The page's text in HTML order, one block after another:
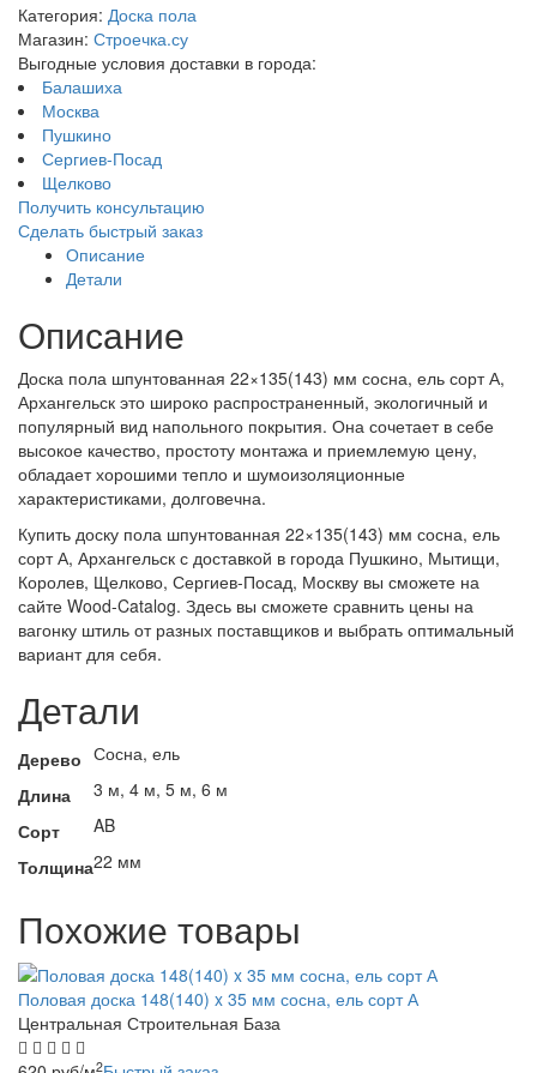
Категория: Доска пола
Магазин: Строечка.су
Выгодные условия доставки в города:
Балашиха
Москва
Пушкино
Сергиев-Посад
Щелково
Получить консультацию
Сделать быстрый заказ
Описание
Детали
Описание
Доска пола шпунтованная 22×135(143) мм сосна, ель сорт А,
Архангельск это широко распространенный, экологичный и
популярный вид напольного покрытия. Она сочетает в себе
высокое качество, простоту монтажа и приемлемую цену,
обладает хорошими тепло и шумоизоляционные
характеристиками, долговечна.
Купить доску пола шпунтованная 22×135(143) мм сосна, ель
сорт А, Архангельск с доставкой в города Пушкино, Мытищи,
Королев, Щелково, Сергиев-Посад, Москву вы сможете на
сайте Wood-Catalog. Здесь вы сможете сравнить цены на
вагонку штиль от разных поставщиков и выбрать оптимальный
вариант для себя.
Детали
Дерево Сосна, ель
Длина
3 м, 4 м, 5 м, 6 м
Сорт
AB
Толщина22 мм
Похожие товары
Половая доска 148(140) x 35 мм сосна, ель сорт А
Центральная Строительная База
2